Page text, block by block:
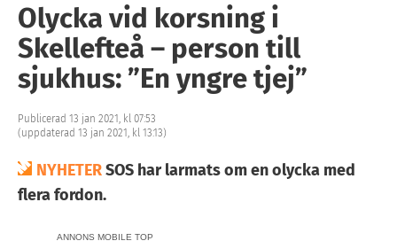
Olycka vid korsning i
Skellefteå – person till
sjukhus: ”En yngre tjej”
Publicerad 13 jan 2021, kl 07:53
(uppdaterad 13 jan 2021, kl 13:13)
NYHETERSOS har larmats om en olycka med
flera fordon.
ANNONS MOBILE TOP